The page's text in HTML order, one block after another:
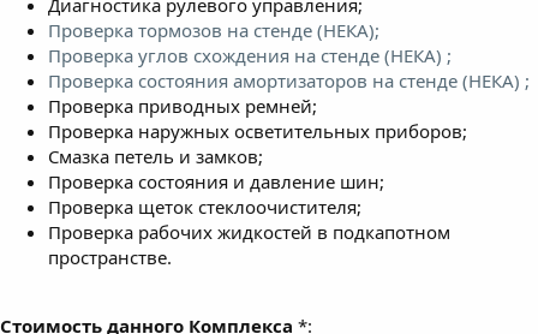
Диагностика рулевого управления;
Проверка тормозов на стенде (НЕКА);
Проверка углов схождения на стенде (НЕКА) ;
Проверка состояния амортизаторов на стенде (НЕКА) ;
Проверка приводных ремней;
Проверка наружных осветительных приборов;
Смазка петель и замков;
Проверка состояния и давление шин;
Проверка щеток стеклоочистителя;
Проверка рабочих жидкостей в подкапотном
пространстве.
Стоимость данного Комплекса *: